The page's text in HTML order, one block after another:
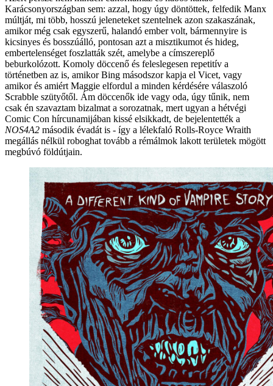
Karácsonyországban sem: azzal, hogy úgy döntöttek, felfedik Manx
múltját, mi több, hosszú jeleneteket szentelnek azon szakaszának,
amikor még csak egyszerű, halandó ember volt, bármennyire is
kicsinyes és bosszúálló, pontosan azt a misztikumot és hideg,
embertelenséget foszlatták szét, amelybe a címszereplő
beburkolózott. Komoly döccenő és feleslegesen repetitív a
történetben az is, amikor Bing másodszor kapja el Vicet, vagy
amikor és amiért Maggie elfordul a minden kérdésére válaszoló
Scrabble szütyőtől. Ám döccenők ide vagy oda, úgy tűnik, nem
csak én szavaztam bizalmat a sorozatnak, mert ugyan a hétvégi
Comic Con hírcunamijában kissé elsikkadt, de bejelentették a
NOS4A2 második évadát is - így a lélekfaló Rolls-Royce Wraith
megállás nélkül roboghat tovább a rémálmok lakott területek mögött
megbúvó földútjain.